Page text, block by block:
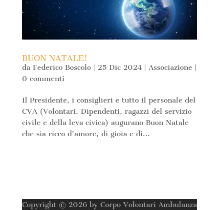
BUON NATALE!
da Federico Boscolo| 25 Dic 2024| Associazione|
0 commenti
Il Presidente, i consiglieri e tutto il personale del
CVA (Volontari, Dipendenti, ragazzi del servizio
civile e della leva civica) augurano Buon Natale
che sia ricco d’amore, di gioia e di...
Copyright © 2026 by Corpo Volontari Ambulanza